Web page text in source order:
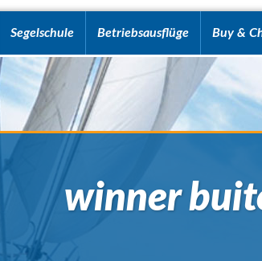
Segelschule Betriebsausflüge Buy &
winner